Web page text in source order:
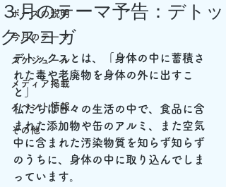
ポーズの説明
今月のテーマ
スケジュール
メディア掲載
イベント情報
その他
３月のテーマ予告：デトッ
クスヨガ
デトックスとは、「身体の中に蓄積さ
れた毒や老廃物を身体の外に出すこ
と」
私たちは日々の生活の中で、食品に含
まれた添加物や缶のアルミ、また空気
中に含まれた汚染物質を知らず知らず
のうちに、身体の中に取り込んでしま
っています。